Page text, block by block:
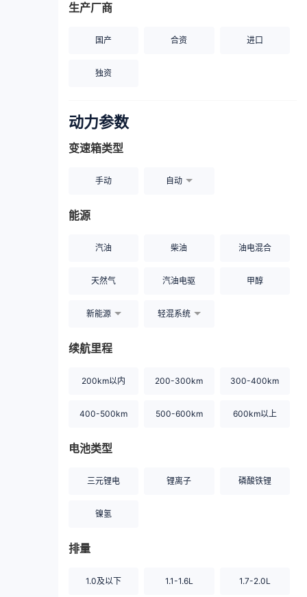
生产厂商
国产 合资 进口
独资
动力参数
变速箱类型
手动 自动
能源
汽油 柴油 油电混合
天然气 汽油电驱 甲醇
新能源 轻混系统
续航里程
200km以内 200-300km 300-400km
400-500km 500-600km 600km以上
电池类型
三元锂电 锂离子 磷酸铁锂
镍氢
排量
1.0及以下 1.1-1.6L 1.7-2.0L